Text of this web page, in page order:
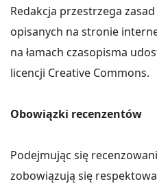
Redakcja przestrzega
opisanych na stronie
na łamach czasopisma
licencji Creative Commons.
Obowiązki recenzentów
Podejmując się
zobowiązują się